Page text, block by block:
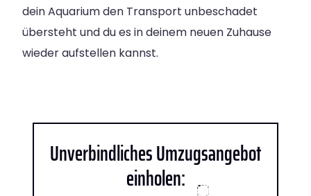
dein Aquarium den Transport unbeschadet
übersteht und du es in deinem neuen Zuhause
wieder aufstellen kannst.
Unverbindliches Umzugsangebot
einholen: